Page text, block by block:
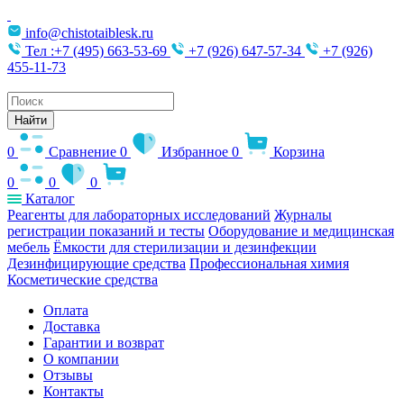
info@chistotaiblesk.ru
Тел :+7 (495) 663-53-69
+7 (926) 647-57-34
+7 (926)
455-11-73
Поиск
товаров
Найти
0 Сравнение 0 Избранное 0
Корзина
0
0
0
Каталог
Реагенты для лабораторных исследований Журналы
регистрации показаний и тесты Оборудование и медицинская
мебель Ёмкости для стерилизации и дезинфекции
Дезинфицирующие средства Профессиональная химия
Косметические средства
Оплата
Доставка
Гарантии и возврат
О компании
Отзывы
Контакты